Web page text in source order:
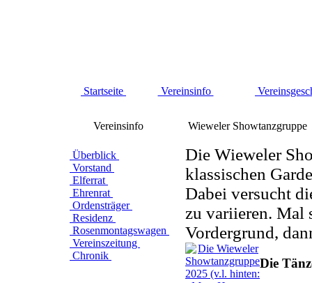
Startseite Vereinsinfo
Vereinsinfo
Überblick
Vorstand
Elferrat
Ehrenrat
Ordensträger
Residenz
Rosenmontagswagen
Vereinszeitung
Chronik
Wieweler Showtanzgruppe
Die Wieweler
klassischen
Dabei versucht
zu variieren. Mal
Vordergrund,
Die